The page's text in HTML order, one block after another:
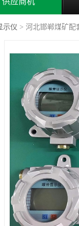
示仪 > 河北邯郸煤矿配